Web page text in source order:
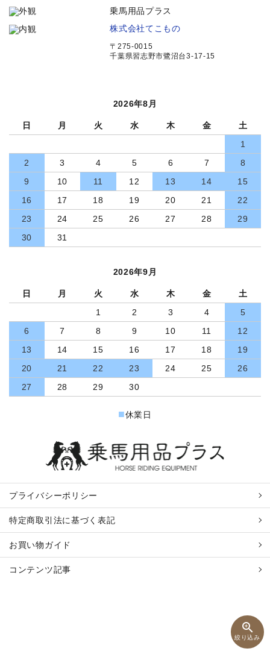
zoom_in
絞り込み
乗馬用品プラス
株式会社てこもの
〒275-0015
千葉県習志野市鷺沼台3-17-15
2026年8月
日 月 火 水 木 金
土
1
2
3 4 5 6 7
8
9
10 11 12 13 14
15
16
17 18 19 20 21
22
23
24 25 26 27 28
29
30
31
2026年9月
日 月 火 水 木 金
土
1
2 3 4
5
6
7 8 9 10 11
12
13
14 15 16 17 18
19
20
21 22 23 24 25
26
27
28 29 30
■休業日
プライバシーポリシー
特定商取引法に基づく表記
お買い物ガイド
コンテンツ記事